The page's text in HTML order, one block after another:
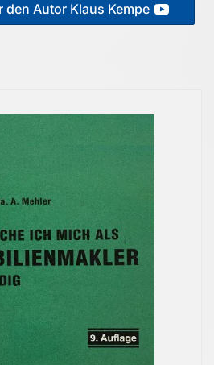
den Autor Klaus Kempe